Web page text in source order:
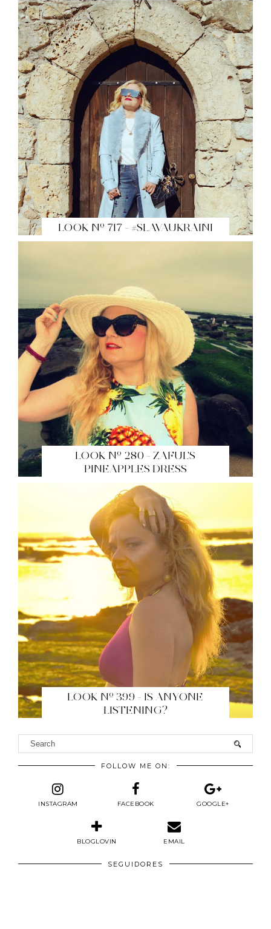
LOOK Nº 717 - #SLAVAUKRAINI
LOOK Nº 280 - ZAFUL'S
PINEAPPLES DRESS
LOOK Nº 399 - IS ANYONE
LISTENING?
FOLLOW ME ON:
INSTAGRAM FACEBOOK GOOGLE+
BLOGLOVIN EMAIL
SEGUIDORES